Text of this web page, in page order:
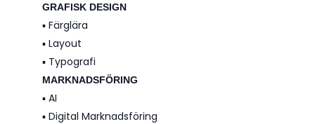
GRAFISK DESIGN
▪️ Färglära
▪️ Layout
▪️ Typografi
MARKNADSFÖRING
▪️ AI
▪️ Digital Marknadsföring